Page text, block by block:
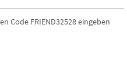
Code FRIEND32528 eingeben